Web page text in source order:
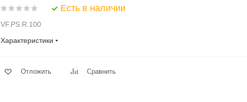
Есть в наличии
VF.PS.R.100
Характеристики
Отложить Сравнить